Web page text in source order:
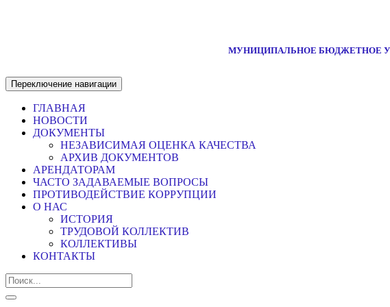
МУНИЦИПАЛЬНОЕ БЮДЖЕТНОЕ
Переключение навигации
ГЛАВНАЯ
НОВОСТИ
ДОКУМЕНТЫ
НЕЗАВИСИМАЯ ОЦЕНКА КАЧЕСТВА
АРХИВ ДОКУМЕНТОВ
АРЕНДАТОРАМ
ЧАСТО ЗАДАВАЕМЫЕ ВОПРОСЫ
ПРОТИВОДЕЙСТВИЕ КОРРУПЦИИ
О НАС
ИСТОРИЯ
ТРУДОВОЙ КОЛЛЕКТИВ
КОЛЛЕКТИВЫ
КОНТАКТЫ